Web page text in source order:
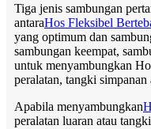
Tiga jenis sambungan
antaraHos Fleksibel
yang optimum dan
sambungan keempat,
untuk menyambungkan
peralatan, tangki
Apabila menyambungkan
peralatan luaran atau